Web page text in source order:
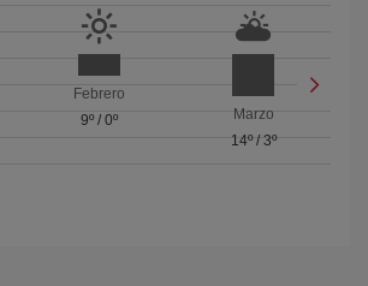
Febrero
9º/ 0º
Marzo
14º/ 3º